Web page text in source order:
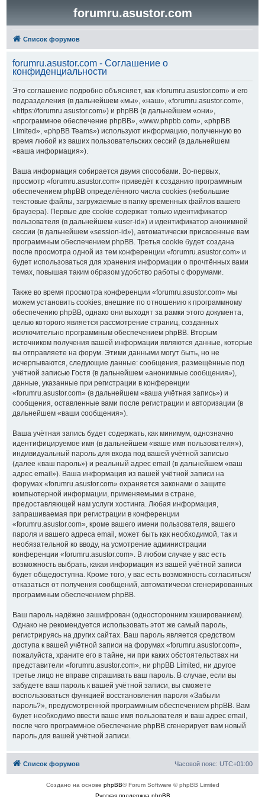
forumru.asustor.com
Список форумов
forumru.asustor.com - Соглашение о
конфиденциальности
Это соглашение подробно объясняет, как «forumru.asustor.com» и его
подразделения (в дальнейшем «мы», «наш», «forumru.asustor.com»,
«https://forumru.asustor.com») и phpBB (в дальнейшем «они»,
«программное обеспечение phpBB», «www.phpbb.com», «phpBB
Limited», «phpBB Teams») используют информацию, полученную во
время любой из ваших пользовательских сессий (в дальнейшем
«ваша информация»).
Ваша информация собирается двумя способами. Во-первых,
просмотр «forumru.asustor.com» приведёт к созданию программным
обеспечением phpBB определённого числа cookies (небольшие
текстовые файлы, загружаемые в папку временных файлов вашего
браузера). Первые две cookie содержат только идентификатор
пользователя (в дальнейшем «user-id») и идентификатор анонимной
сессии (в дальнейшем «session-id»), автоматически присвоенные вам
программным обеспечением phpBB. Третья cookie будет создана
после просмотра одной из тем конференции «forumru.asustor.com» и
будет использоваться для хранения информации о прочтённых вами
темах, повышая таким образом удобство работы с форумами.
Также во время просмотра конференции «forumru.asustor.com» мы
можем установить cookies, внешние по отношению к программному
обеспечению phpBB, однако они выходят за рамки этого документа,
целью которого является рассмотрение страниц, созданных
исключительно программным обеспечением phpBB. Вторым
источником получения вашей информации являются данные, которые
вы отправляете на форум. Этими данными могут быть, но не
исчерпываются, следующие данные: сообщения, размещённые под
учётной записью Гостя (в дальнейшем «анонимные сообщения»),
данные, указанные при регистрации в конференции
«forumru.asustor.com» (в дальнейшем «ваша учётная запись») и
сообщения, оставленные вами после регистрации и авторизации (в
дальнейшем «ваши сообщения»).
Ваша учётная запись будет содержать, как минимум, однозначно
идентифицируемое имя (в дальнейшем «ваше имя пользователя»),
индивидуальный пароль для входа под вашей учётной записью
(далее «ваш пароль») и реальный адрес email (в дальнейшем «ваш
адрес email»). Ваша информация из вашей учётной записи на
форумах «forumru.asustor.com» охраняется законами о защите
компьютерной информации, применяемыми в стране,
предоставляющей нам услуги хостинга. Любая информация,
запрашиваемая при регистрации в конференции
«forumru.asustor.com», кроме вашего имени пользователя, вашего
пароля и вашего адреса email, может быть как необходимой, так и
необязательной ко вводу, на усмотрение администрации
конференции «forumru.asustor.com». В любом случае у вас есть
возможность выбрать, какая информация из вашей учётной записи
будет общедоступна. Кроме того, у вас есть возможность согласиться/
отказаться от получения сообщений, автоматически сгенерированных
программным обеспечением phpBB.
Ваш пароль надёжно зашифрован (односторонним хэшированием).
Однако не рекомендуется использовать этот же самый пароль,
регистрируясь на других сайтах. Ваш пароль является средством
доступа к вашей учётной записи на форумах «forumru.asustor.com»,
пожалуйста, храните его в тайне, ни при каких обстоятельствах ни
представители «forumru.asustor.com», ни phpBB Limited, ни другое
третье лицо не вправе спрашивать ваш пароль. В случае, если вы
забудете ваш пароль к вашей учётной записи, вы сможете
воспользоваться функцией восстановления пароля «Забыли
пароль?», предусмотренной программным обеспечением phpBB. Вам
будет необходимо ввести ваше имя пользователя и ваш адрес email,
после чего программное обеспечение phpBB сгенерирует вам новый
пароль для вашей учётной записи.
Список форумов Часовой пояс: UTC+01:00
Создано на основе phpBB® Forum Software © phpBB Limited
Русская поддержка phpBB